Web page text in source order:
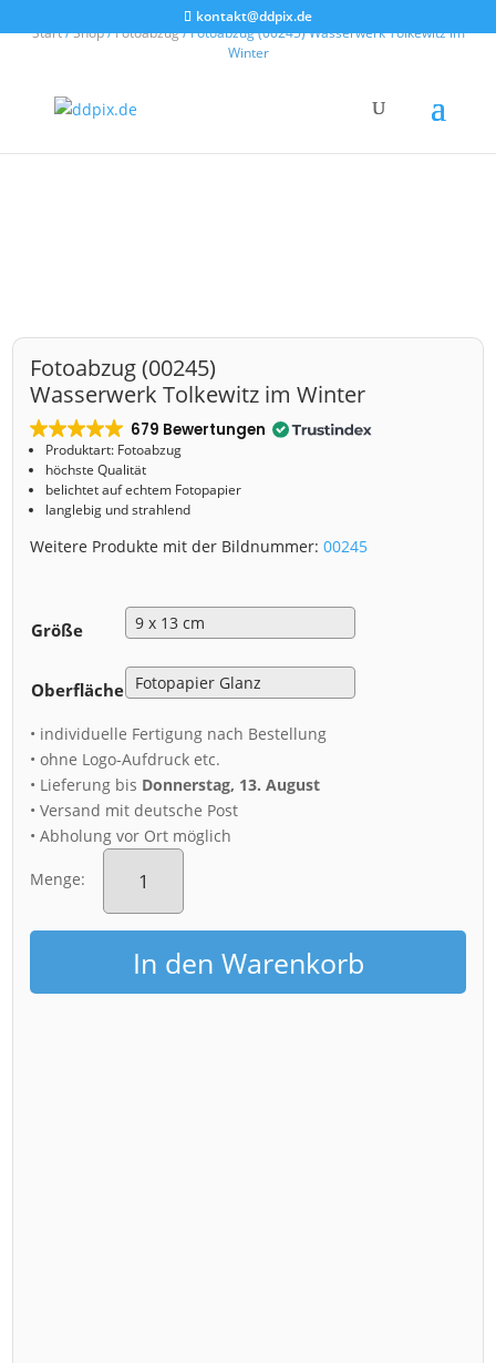
kontakt@ddpix.de
Start/Shop/Fotoabzug/ Fotoabzug (00245) Wasserwerk Tolkewitz im
Winter
Fotoabzug (00245)
Wasserwerk Tolkewitz im Winter
679 Bewertungen
Produktart: Fotoabzug
höchste Qualität
belichtet auf echtem Fotopapier
langlebig und strahlend
Weitere Produkte mit der Bildnummer:00245
Größe
Oberfläche
• individuelle Fertigung nach Bestellung
• ohne Logo-Aufdruck etc.
• Lieferung bis Donnerstag, 13. August
• Versand mit deutsche Post
• Abholung vor Ort möglich
Menge:
Fotoabzug
(00245)
Tolkewitz
im
Winter
MengeIn den Warenkorb